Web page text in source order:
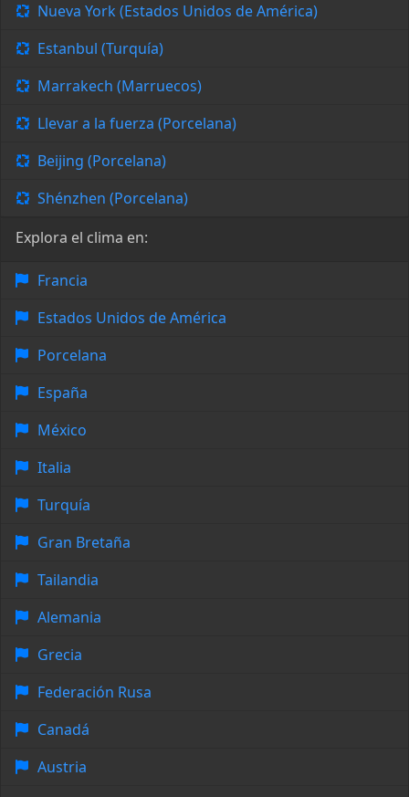
Nueva York (Estados Unidos de América)
Estanbul (Turquía)
Marrakech (Marruecos)
Llevar a la fuerza (Porcelana)
Beijing (Porcelana)
Shénzhen (Porcelana)
Explora el clima en:
Francia
Estados Unidos de América
Porcelana
España
México
Italia
Turquía
Gran Bretaña
Tailandia
Alemania
Grecia
Federación Rusa
Canadá
Austria